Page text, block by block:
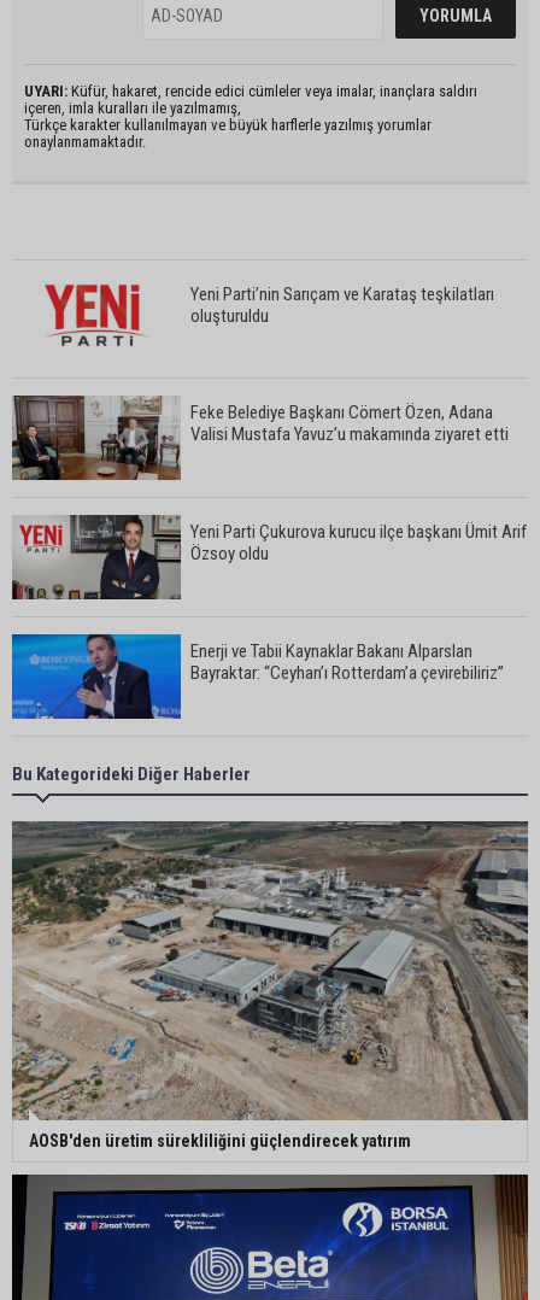
UYARI: Küfür, hakaret, rencide edici cümleler veya imalar, inançlara saldırı
içeren, imla kuralları ile yazılmamış,
Türkçe karakter kullanılmayan ve büyük harflerle yazılmış yorumlar
onaylanmamaktadır.
Yeni Parti’nin Sarıçam ve Karataş teşkilatları
oluşturuldu
Feke Belediye Başkanı Cömert Özen, Adana
Valisi Mustafa Yavuz’u makamında ziyaret etti
Yeni Parti Çukurova kurucu ilçe başkanı Ümit Arif
Özsoy oldu
Enerji ve Tabii Kaynaklar Bakanı Alparslan
Bayraktar: “Ceyhan’ı Rotterdam’a çevirebiliriz”
Başkan Ali Bedrettin Karataş’tan sahiller için
duyarlılık çağrısı
MHP Adana İl Başkanı Hakan Yıldırım:
“Liderimize dil uzatmak sizin haddinize değildir”
Adanalı 13 yaşındaki Ela Nur şelalede hayatını
kaybetti
Adanalı NASA astronotu Deniz Burnham uzaya
gidiyor
Kozan’da üreticilere yangın ve anız uyarısı
Bu Kategorideki Diğer Haberler
⁠AOSB'den üretim sürekliliğini güçlendirecek yatırım